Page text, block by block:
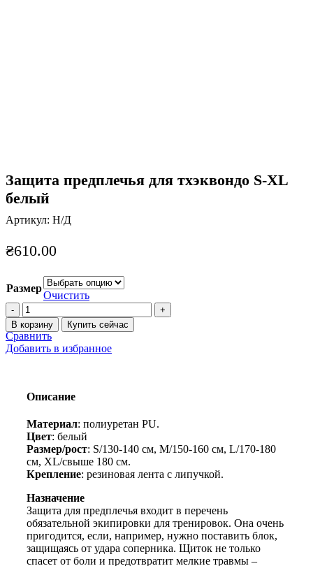
Защита предплечья для тхэквондо S-XL
белый
Артикул: Н/Д
₴610.00
Размер
Очистить
Количество
товара
Защита
предплечья
XL
В корзину Купить сейчас
Сравнить
Добавить в избранное
Описание
Материал: полиуретан PU.
Цвет: белый
Размер/рост: S/130-140 см, М/150-160 см, L/170-180
см, ХL/свыше 180 см.
Крепление: резиновая лента с липучкой.
Назначение
Защита для предплечья входит в перечень
обязательной экипировки для тренировок. Она очень
пригодится, если, например, нужно поставить блок,
защищаясь от удара соперника. Щиток не только
спасет от боли и предотвратит мелкие травмы –